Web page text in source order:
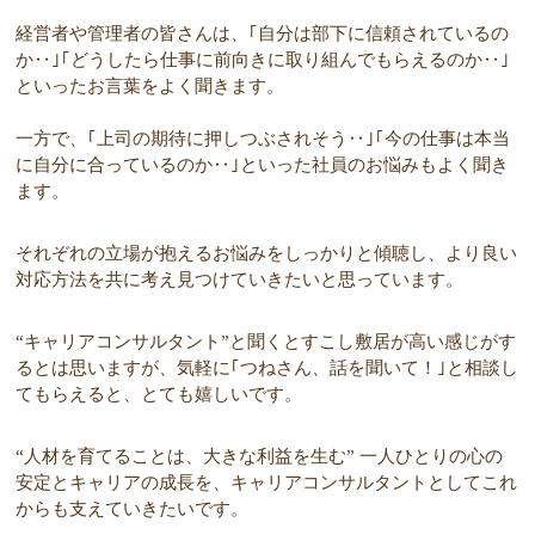
経営者や管理者の皆さんは、｢自分は部下に信頼されているの
か‥｣｢どうしたら仕事に前向きに取り組んでもらえるのか‥｣
といったお言葉をよく聞きます。
一方で、｢上司の期待に押しつぶされそう‥｣｢今の仕事は本当
に自分に合っているのか‥｣といった社員のお悩みもよく聞き
ます。
それぞれの立場が抱えるお悩みをしっかりと傾聴し、より良い
対応方法を共に考え見つけていきたいと思っています。
“キャリアコンサルタント”と聞くとすこし敷居が高い感じがす
るとは思いますが、気軽に｢つねさん、話を聞いて！｣と相談し
てもらえると、とても嬉しいです。
“人材を育てることは、大きな利益を生む” 一人ひとりの心の
安定とキャリアの成長を、キャリアコンサルタントとしてこれ
からも支えていきたいです。